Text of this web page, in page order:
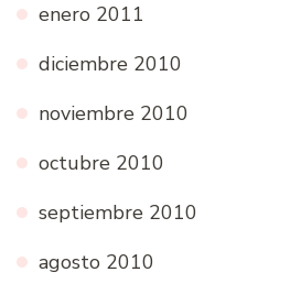
enero 2011
diciembre 2010
noviembre 2010
octubre 2010
septiembre 2010
agosto 2010